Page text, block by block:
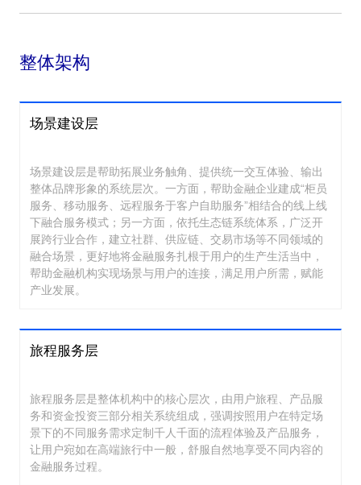
整体架构
场景建设层
场景建设层是帮助拓展业务触角、提供统一交互体验、输出
整体品牌形象的系统层次。一方面，帮助金融企业建成“柜员
服务、移动服务、远程服务于客户自助服务”相结合的线上线
下融合服务模式；另一方面，依托生态链系统体系，广泛开
展跨行业合作，建立社群、供应链、交易市场等不同领域的
融合场景，更好地将金融服务扎根于用户的生产生活当中，
帮助金融机构实现场景与用户的连接，满足用户所需，赋能
产业发展。
旅程服务层
旅程服务层是整体机构中的核心层次，由用户旅程、产品服
务和资金投资三部分相关系统组成，强调按照用户在特定场
景下的不同服务需求定制千人千面的流程体验及产品服务，
让用户宛如在高端旅行中一般，舒服自然地享受不同内容的
金融服务过程。